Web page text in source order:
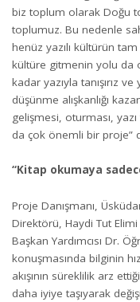
biz toplum olarak Doğu
toplumuz. Bu nedenle
henüz yazılı kültürün tam
kültüre gitmenin yolu da
kadar yazıyla tanışırız
düşünme alışkanlığı
gelişmesi, oturması,
da çok önemli bir proje”
“Kitap okumaya
Proje Danışmanı,
Direktörü, Haydi Tut
Başkan Yardımcısı Dr.
konuşmasında bilginin
akışının süreklilik arz
daha iyiye taşıyarak